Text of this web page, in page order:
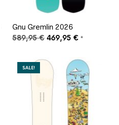
Gnu Gremlin 2026
589,95€ Ursprünglicher
589,95 €
469,95 €Aktueller
469,95 €.
*
SALE!